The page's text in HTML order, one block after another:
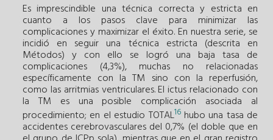
Es imprescindible una técnica correcta y estricta en
cuanto a los pasos clave para minimizar las
complicaciones y maximizar el éxito. En nuestra serie, se
incidió en seguir una técnica estricta (descrita en
Métodos) y con ello se logró una baja tasa de
complicaciones (4,3%), muchas no relacionadas
específicamente con la TM sino con la reperfusión,
como las arritmias ventriculares. El ictus relacionado con
la TM es una posible complicación asociada al
procedimiento; en el estudio TOTAL16hubo una tasa de
accidentes cerebrovasculares del 0,7% (el doble que en